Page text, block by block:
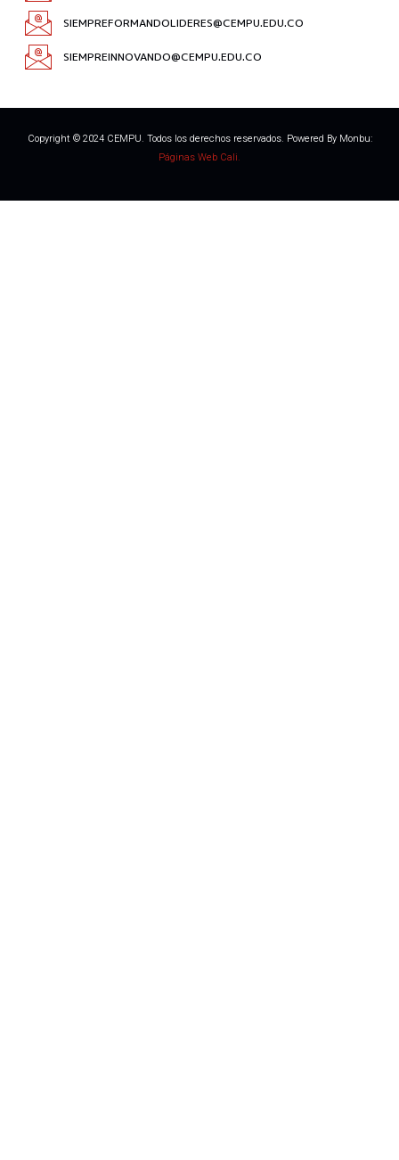
SIEMPREFORMANDOLIDERES@CEMPU.EDU.CO
SIEMPREINNOVANDO@CEMPU.EDU.CO
Copyright © 2024 CEMPU. Todos los derechos reservados. Powered By Monbu:
Páginas Web Cali.